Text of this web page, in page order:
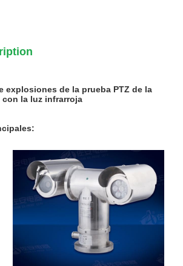
explosiones de la prueba PTZ de la
con la luz infrarroja